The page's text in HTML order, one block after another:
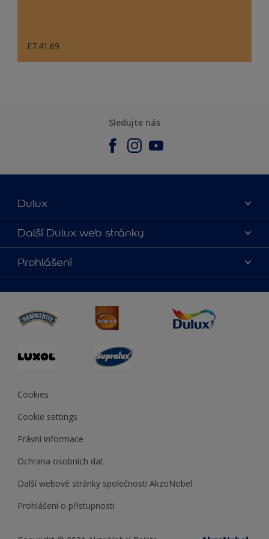
E7.41.69
Sledujte nás
Dulux
O nás
Kontaktujte nás
Najít obchod
Další Dulux web stránky
duluxmalir.cz
duluxmaliar.sk
duluxprodejnabarev.cz
duluxpredajnafarieb.sk
Prohlášení
Cookies
Cookie settings
Právní informace
Ochrana osobních dat
Další webové stránky společnosti AkzoNobel
Prohlášení o přístupnosti